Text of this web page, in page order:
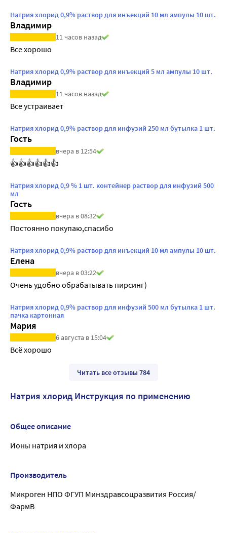
Натрия хлорид 0,9% раствор для инъекций 10 мл ампулы 10 шт.
Владимир
11 часов назад
Все хорошо
Натрия хлорид 0,9% раствор для инъекций 5 мл ампулы 10 шт.
Владимир
11 часов назад
Все устраивает
Натрия хлорид 0,9% раствор для инфузий 250 мл бутылка 1 шт.
Гость
вчера в 12:54
👍👍👍👍👍👍
Натрия хлорид 0,9 % 1 шт. контейнер раствор для инфузий 500
мл
Гость
вчера в 08:32
Постоянно покупаю,спасибо
Натрия хлорид 0,9% раствор для инъекций 10 мл ампулы 10 шт.
Елена
вчера в 03:22
Очень удобно обрабатывать пирсинг)
Натрия хлорид 0,9% раствор для инфузий 500 мл бутылка 1 шт.
пачка картонная
Мария
6 августа в 15:04
Всё хорошо
Читать все отзывы 784
Натрия хлорид Инструкция по применению
Общее описание
Ионы натрия и хлора
Производитель
Микроген НПО ФГУП Минздравсоцразвития Россия/
ФармВ